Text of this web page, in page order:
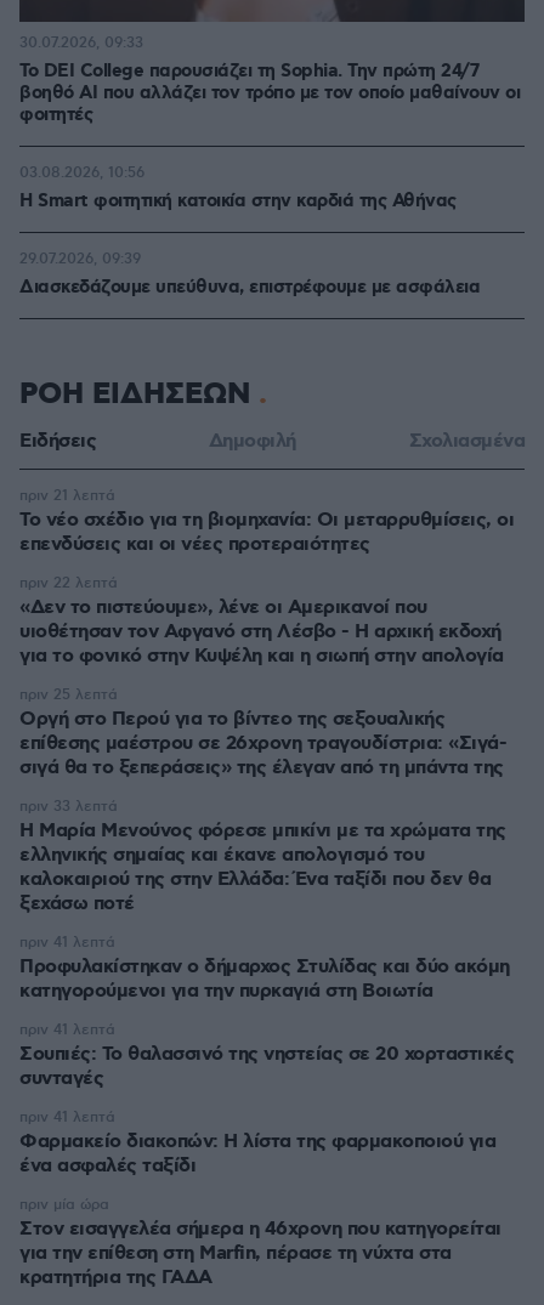
Το DEI College παρουσιάζει τη Sophia. Την πρώτη 24/7
βοηθό AI που αλλάζει τον τρόπο με τον οποίο μαθαίνουν οι
φοιτητές
30.07.2026, 09:33
Η Smart φοιτητική κατοικία στην καρδιά της Αθήνας
03.08.2026, 10:56
Διασκεδάζουμε υπεύθυνα, επιστρέφουμε με ασφάλεια
29.07.2026, 09:39
ΡΟΗ ΕΙΔΗΣΕΩΝ
Ειδήσεις Δημοφιλή Σχολιασμένα
Το νέο σχέδιο για τη βιομηχανία: Οι μεταρρυθμίσεις, οι
επενδύσεις και οι νέες προτεραιότητες
πριν 21 λεπτά
«Δεν το πιστεύουμε», λένε οι Αμερικανοί που
υιοθέτησαν τον Αφγανό στη Λέσβο - Η αρχική εκδοχή
για το φονικό στην Κυψέλη και η σιωπή στην απολογία
πριν 22 λεπτά
Οργή στο Περού για το βίντεο της σεξουαλικής
επίθεσης μαέστρου σε 26χρονη τραγουδίστρια: «Σιγά-
σιγά θα το ξεπεράσεις» της έλεγαν από τη μπάντα της
πριν 25 λεπτά
Η Μαρία Μενούνος φόρεσε μπικίνι με τα χρώματα της
ελληνικής σημαίας και έκανε απολογισμό του
καλοκαιριού της στην Ελλάδα: Ένα ταξίδι που δεν θα
ξεχάσω ποτέ
πριν 33 λεπτά
Προφυλακίστηκαν ο δήμαρχος Στυλίδας και δύο ακόμη
κατηγορούμενοι για την πυρκαγιά στη Βοιωτία
πριν 41 λεπτά
Σουπιές: Το θαλασσινό της νηστείας σε 20 χορταστικές
συνταγές
πριν 41 λεπτά
Φαρμακείο διακοπών: Η λίστα της φαρμακοποιού για
ένα ασφαλές ταξίδι
πριν 41 λεπτά
Στον εισαγγελέα σήμερα η 46χρονη που κατηγορείται
για την επίθεση στη Marfin, πέρασε τη νύχτα στα
κρατητήρια της ΓΑΔΑ
πριν μία ώρα